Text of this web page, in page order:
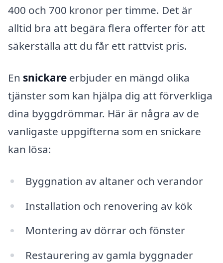
400 och 700 kronor per timme. Det är
alltid bra att begära flera offerter för att
säkerställa att du får ett rättvist pris.
En snickare erbjuder en mängd olika
tjänster som kan hjälpa dig att förverkliga
dina byggdrömmar. Här är några av de
vanligaste uppgifterna som en snickare
kan lösa:
Byggnation av altaner och verandor
Installation och renovering av kök
Montering av dörrar och fönster
Restaurering av gamla byggnader